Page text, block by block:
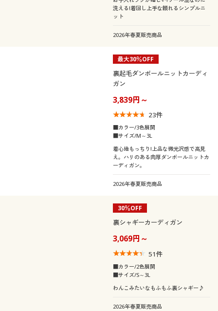
洗える!着回し上手な頼れるシンプルニ
ット
2026年春夏販売商品
最大30％OFF
裏起毛ダンボールニットカーディ
ガン
3,839円～
23件
■カラー/3色展開
■サイズ/M～3L
着心地もっちり!上品な微光沢感で高見
え。ハリのある肉厚ダンボールニットカ
ーディガン。
2026年春夏販売商品
30％OFF
裏シャギーカーディガン
3,069円～
51件
■カラー/2色展開
■サイズ/S～3L
わんこみたいなもふもふ裏シャギー♪
2026年春夏販売商品